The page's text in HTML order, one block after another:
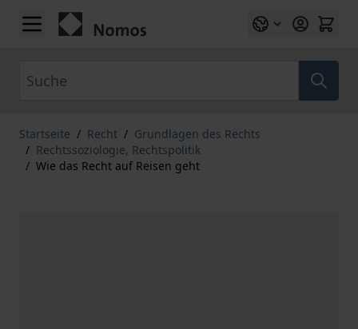
Zum Inhalt springen
Startseite / Recht / Grundlagen des Rechts
/ Rechtssoziologie, Rechtspolitik
/ Wie das Recht auf Reisen geht